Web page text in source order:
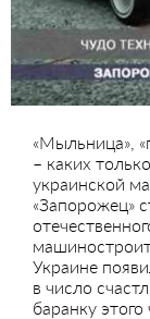
«Мыльница»,
– каких
украинской
«Запорожец»
Украине
в число
баранку этого